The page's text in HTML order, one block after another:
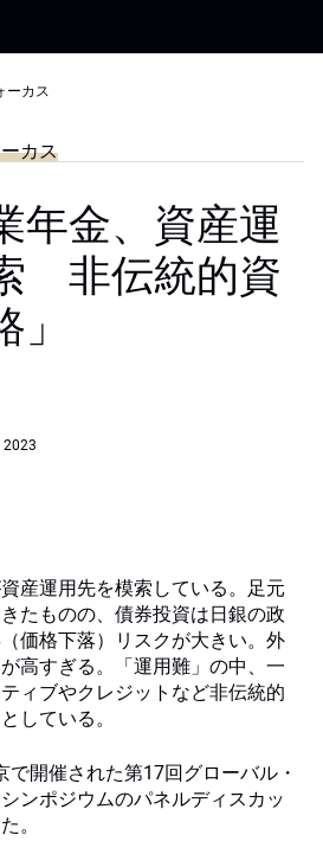
ーカス
カス
年金、資産運
非伝統的資
2023
産運用先を模索している。足元
たものの、債券投資は日銀の政
価格下落）リスクが大きい。外
高すぎる。「運用難」の中、一
ィブやクレジットなど非伝統的
している。
開催された第17回グローバル・
ンポジウムのパネルディスカッ
。